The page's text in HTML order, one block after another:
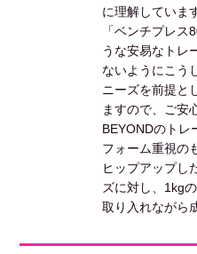
に理解していま
「ベンチプレ
うな安易なトレ
ないようにこう
ニーズを前提と
ますので、ご安
BEYONDのトレ
フォーム重視の
ヒップアップし
ズに対し、1kg
取り入れながら